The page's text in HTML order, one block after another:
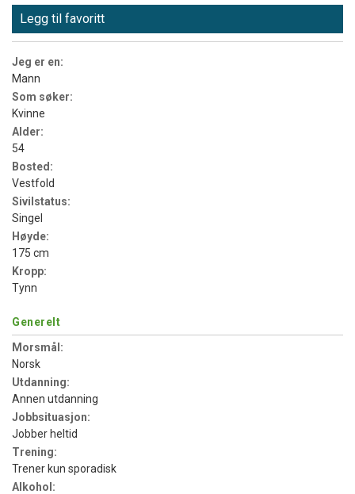
Legg til favoritt
Jeg er en:
Mann
Som søker:
Kvinne
Alder:
54
Bosted:
Vestfold
Sivilstatus:
Singel
Høyde:
175 cm
Kropp:
Tynn
Generelt
Morsmål:
Norsk
Utdanning:
Annen utdanning
Jobbsituasjon:
Jobber heltid
Trening:
Trener kun sporadisk
Alkohol: